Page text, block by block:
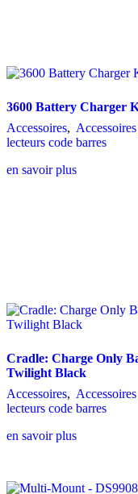
3600 Battery Charger
Accessoires,
lecteurs code barres
en savoir plus
Cradle: Charge Only
Twilight Black
Accessoires,
lecteurs code barres
en savoir plus